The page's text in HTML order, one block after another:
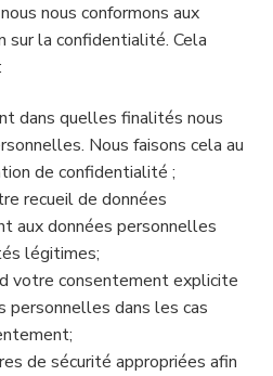
nous conformons aux
sur la confidentialité. Cela
dans quelles finalités nous
Nous faisons cela au
de confidentialité ;
recueil de données
aux données personnelles
légitimes;
votre consentement explicite
personnelles dans les cas
de sécurité appropriées afin